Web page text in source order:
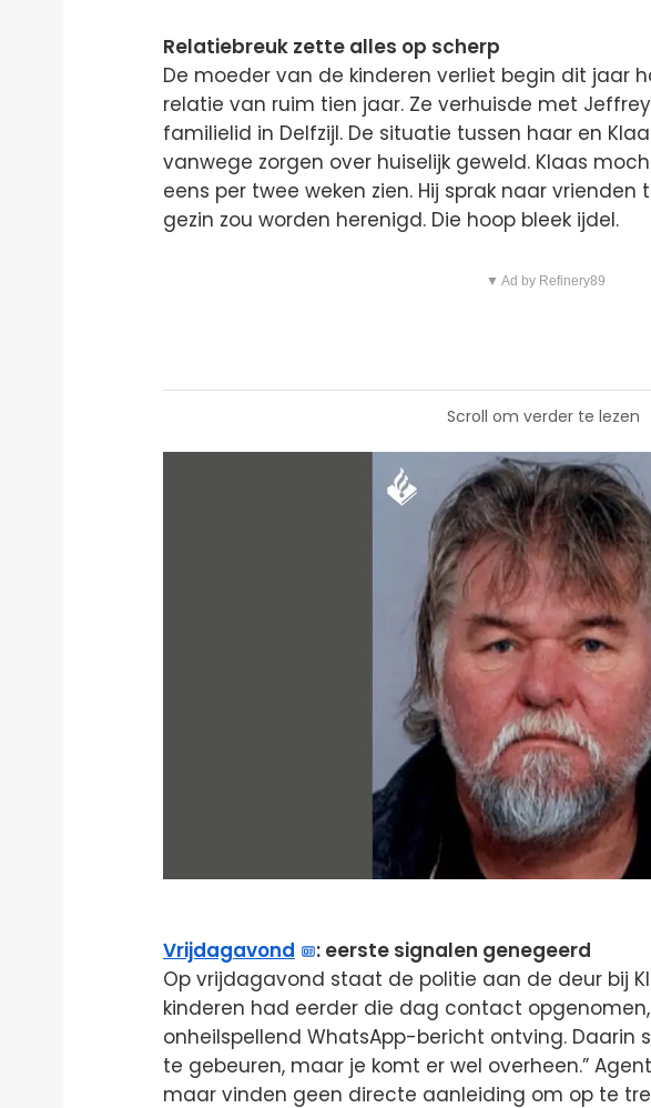
Relatiebreuk zette alles op scherp
De moeder van de kinderen verliet begin dit jaar
relatie van ruim tien jaar. Ze verhuisde met
familielid in Delfzijl. De situatie tussen haar en
vanwege zorgen over huiselijk geweld. Klaas
eens per twee weken zien. Hij sprak naar
gezin zou worden herenigd. Die hoop bleek ijdel.
▼ Ad by Refinery89
Scroll om verder te lezen
Vrijdagavond
: eerste signalen genegeerd
Op vrijdagavond staat de politie aan de deur bij
kinderen had eerder die dag contact
onheilspellend WhatsApp-bericht ontving. Daarin
te gebeuren, maar je komt er wel overheen.”
maar vinden geen directe aanleiding om op te